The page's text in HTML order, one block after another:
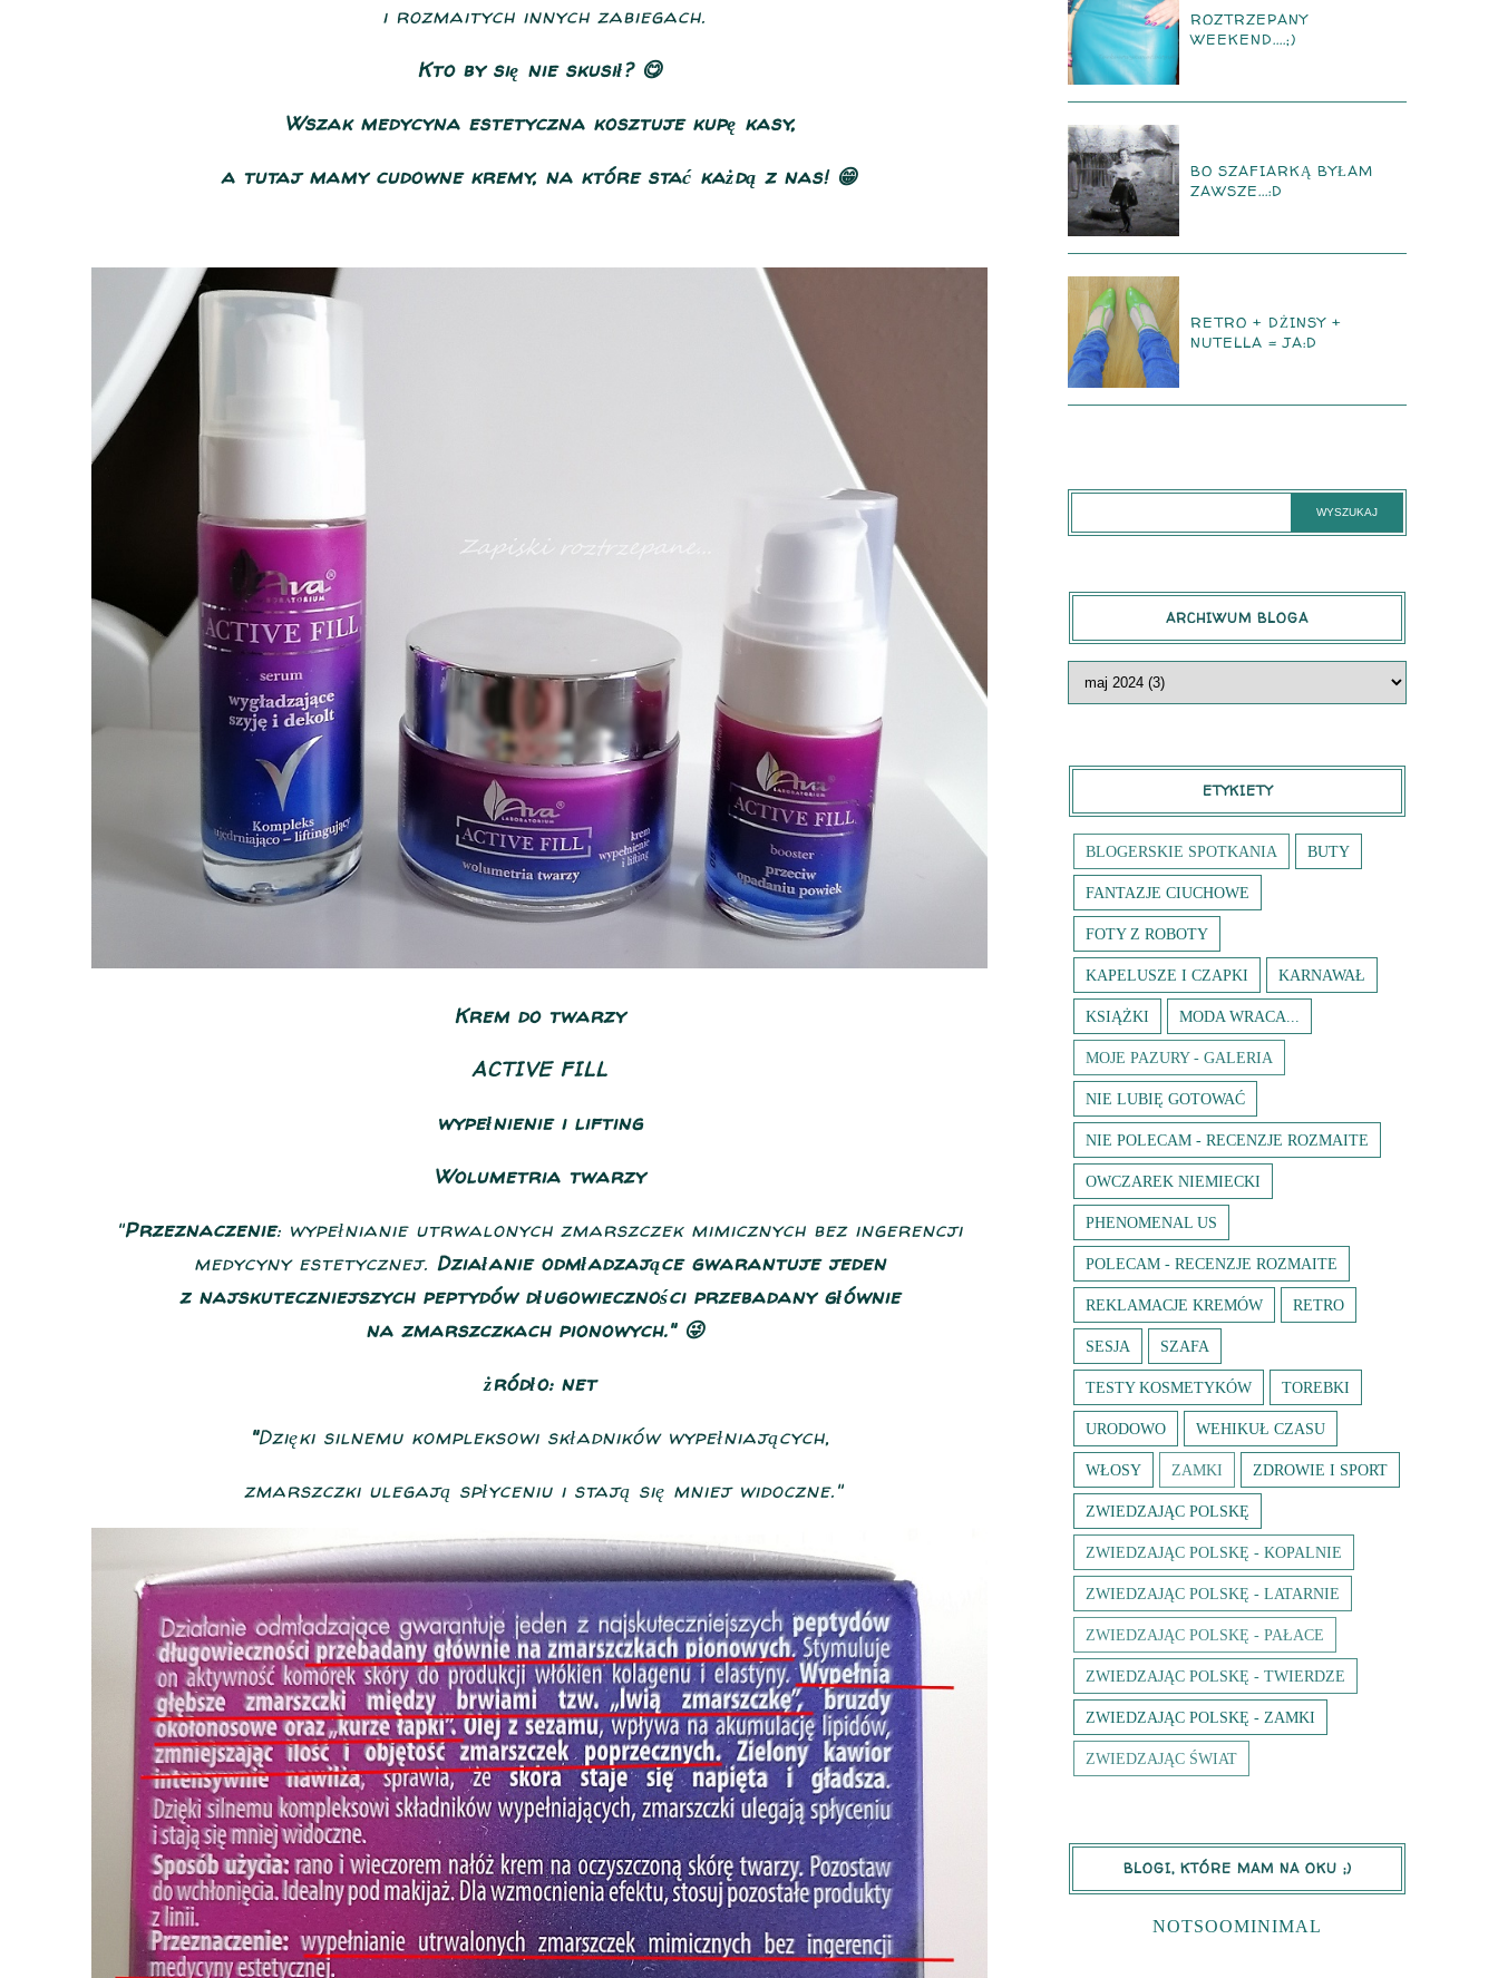
i rozmaitych innych zabiegach.
Kto by się nie skusił? 😋
Wszak medycyna estetyczna kosztuje kupę kasy,
a tutaj mamy cudowne kremy, na które stać każdą z nas! 😁
Krem do twarzy
ACTIVE FILL
wypełnienie i lifting
Wolumetria twarzy
"Przeznaczenie: wypełnianie utrwalonych zmarszczek mimicznych bez ingerencji
medycyny estetycznej. Działanie odmładzające gwarantuje jeden
z najskuteczniejszych peptydów długowieczności przebadany głównie
na zmarszczkach pionowych." 😜
żródło: net
"Dzięki silnemu kompleksowi składników wypełniających,
zmarszczki ulegają spłyceniu i stają się mniej widoczne."
ROZTRZEPANY
WEEKEND....;)
BO SZAFIARKĄ BYŁAM
ZAWSZE...:D
RETRO + DŻINSY +
NUTELLA = JA:D
ARCHIWUM BLOGA
ETYKIETY
BLOGERSKIE SPOTKANIA BUTY
FANTAZJE CIUCHOWE
FOTY Z ROBOTY
KAPELUSZE I CZAPKI KARNAWAŁ
KSIĄŻKI MODA WRACA...
MOJE PAZURY - GALERIA
NIE LUBIĘ GOTOWAĆ
NIE POLECAM - RECENZJE ROZMAITE
OWCZAREK NIEMIECKI
PHENOMENAL US
POLECAM - RECENZJE ROZMAITE
REKLAMACJE KREMÓW RETRO
SESJA SZAFA
TESTY KOSMETYKÓW TOREBKI
URODOWO WEHIKUŁ CZASU
WŁOSY ZAMKI ZDROWIE I SPORT
ZWIEDZAJĄC POLSKĘ
ZWIEDZAJĄC POLSKĘ - KOPALNIE
ZWIEDZAJĄC POLSKĘ - LATARNIE
ZWIEDZAJĄC POLSKĘ - PAŁACE
ZWIEDZAJĄC POLSKĘ - TWIERDZE
ZWIEDZAJĄC POLSKĘ - ZAMKI
ZWIEDZAJĄC ŚWIAT
BLOGI, KTÓRE MAM NA OKU ;)
NOTSOOMINIMAL